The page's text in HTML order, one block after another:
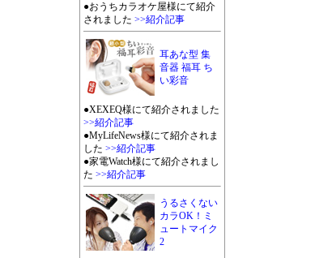
●おうちカラオケ屋様にて紹介
されました >>紹介記事
耳あな型 集
音器 福耳 ち
い彩音
●XEXEQ様にて紹介されました
>>紹介記事
●MyLifeNews様にて紹介されま
した >>紹介記事
●家電Watch様にて紹介されまし
た >>紹介記事
うるさくない
カラOK！ミ
ュートマイク
2